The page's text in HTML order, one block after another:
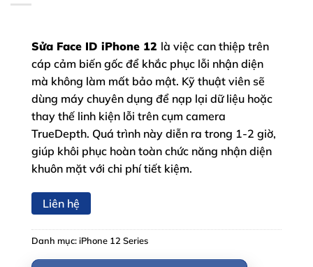
Sửa Face ID iPhone 12 là việc can thiệp trên
cáp cảm biến gốc để khắc phục lỗi nhận diện
mà không làm mất bảo mật. Kỹ thuật viên sẽ
dùng máy chuyên dụng để nạp lại dữ liệu hoặc
thay thế linh kiện lỗi trên cụm camera
TrueDepth. Quá trình này diễn ra trong 1-2 giờ,
giúp khôi phục hoàn toàn chức năng nhận diện
khuôn mặt với chi phí tiết kiệm.
Liên hệ
Danh mục:iPhone 12 Series